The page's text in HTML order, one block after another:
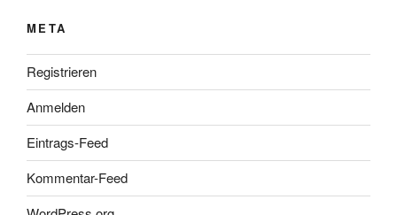
META
Registrieren
Anmelden
Eintrags-Feed
Kommentar-Feed